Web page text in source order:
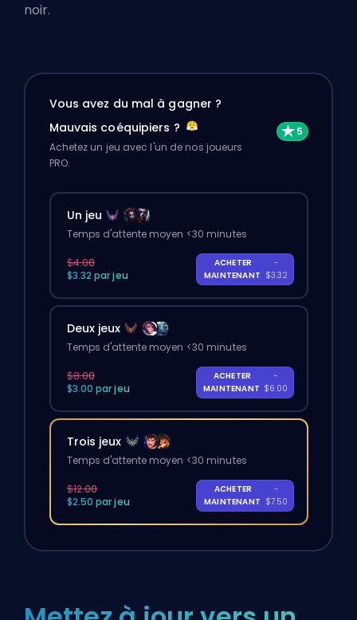
noir.
Vous avez du mal à gagner ?
Mauvais coéquipiers ?
Achetez un jeu avec l'un de nos joueurs
PRO.
Un jeu
Temps d'attente moyen <30 minutes
$4.00
$3.32 par jeu
ACHETER
MAINTENANT
-
$3.32
Deux jeux
Temps d'attente moyen <30 minutes
$8.00
$3.00 par jeu
ACHETER
MAINTENANT
-
$6.00
Trois jeux
Temps d'attente moyen <30 minutes
$12.00
$2.50 par jeu
ACHETER
MAINTENANT
-
$7.50